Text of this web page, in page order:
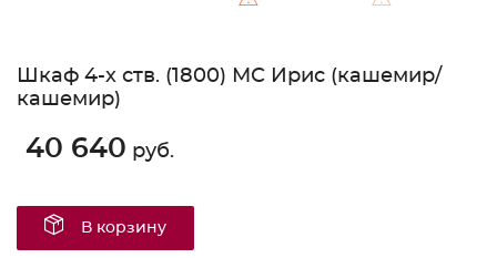
Шкаф 4-х ств. (1800) МС Ирис (кашемир/
кашемир)
40 640 руб.
В корзину